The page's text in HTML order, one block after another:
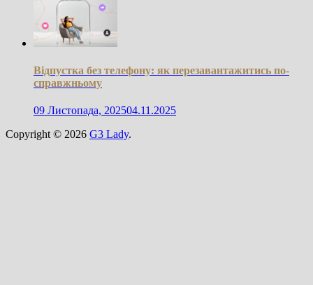
Відпустка без телефону: як перезавантажитись по-
справжньому
09 Листопада, 202504.11.2025
Copyright © 2026 G3 Lady.